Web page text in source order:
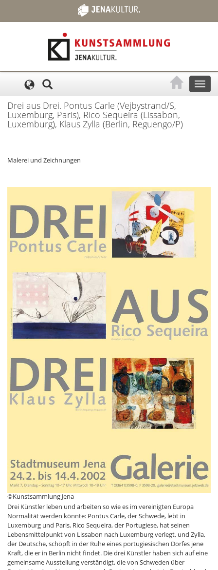
Toggle
Drei aus Drei. Pontus Carle (Vejbystrand/S,
Luxemburg, Paris), Rico Sequeira (Lissabon,
Luxemburg), Klaus Zylla (Berlin, Reguengo/P)
Malerei und Zeichnungen
©Kunstsammlung Jena
Drei Künstler leben und arbeiten so wie es im vereinigten Europa
Normalität werden könnte: Pontus Carle, der Schwede, lebt in
Luxemburg und Paris, Rico Sequeira, der Portugiese, hat seinen
Lebensmittelpunkt von Lissabon nach Luxemburg verlegt, und Zylla,
der Deutsche, schöpft in der Ruhe eines portugiesischen Dorfes jene
Kraft, die er in Berlin nicht findet. Die drei Künstler haben sich auf eine
gemeinsame Ausstellung verständigt, die von Schweden über